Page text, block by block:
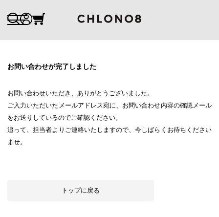
お問い合わせが完了しました
お問い合わせいただき、ありがとうございました。
ご入力いただいたメールアドレス宛に、お問い合わせ内容の確認メール
をお送りしているのでご確認ください。
追って、担当者よりご連絡いたしますので、今しばらくお待ちください
ませ。
トップに戻る